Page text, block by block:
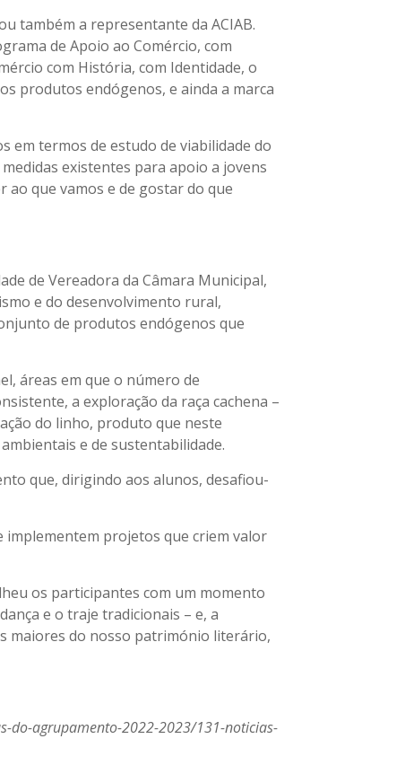
também a representante da ACIAB.
de Apoio ao Comércio, com
com História, com Identidade, o
produtos endógenos, e ainda a marca
em termos de estudo de viabilidade do
existentes para apoio a jovens
que vamos e de gostar do que
de Vereadora da Câmara Municipal,
e do desenvolvimento rural,
de produtos endógenos que
áreas em que o número de
a exploração da raça cachena –
do linho, produto que neste
e de sustentabilidade.
que, dirigindo aos alunos, desafiou-
implementem projetos que criem valor
os participantes com um momento
e o traje tradicionais – e, a
maiores do nosso património literário,
do-agrupamento-2022-2023/131-noticias-